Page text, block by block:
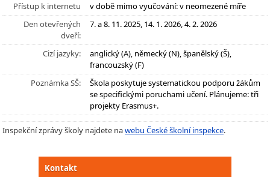
Přístup k internetu
v době mimo vyučování: v neomezené míře
Den otevřených
dveří:
7. a 8. 11. 2025, 14. 1. 2026, 4. 2. 2026
Cizí jazyky:
anglický (A), německý (N), španělský (Š),
francouzský (F)
Poznámka SŠ:
Škola poskytuje systematickou podporu žákům
se specifickými poruchami učení. Plánujeme: tři
projekty Erasmus+.
Inspekční zprávy školy najdete nawebu České školní inspekce.
Kontakt